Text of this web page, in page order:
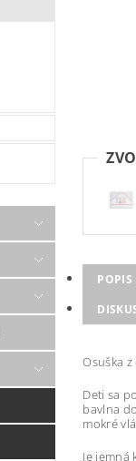
POPIS
Osuška
Deti sa
bavlna
mokré
Je jemná